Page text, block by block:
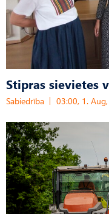
Stipras sievietes
Sabiedrība 03:00, 1.